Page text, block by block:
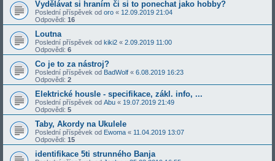
Vydělávat si hraním či si to ponechat jako hobby?
Poslední příspěvek od oro « 12.09.2019 21:04
Odpovědi: 16
Loutna
Poslední příspěvek od kiki2 « 2.09.2019 11:00
Odpovědi: 6
Co je to za nástroj?
Poslední příspěvek od BadWolf « 6.08.2019 16:23
Odpovědi: 2
Elektrické housle - specifikace, zákl. info, ...
Poslední příspěvek od Abu « 19.07.2019 21:49
Odpovědi: 5
Taby, Akordy na Ukulele
Poslední příspěvek od Ewoma « 11.04.2019 13:07
Odpovědi: 15
identifikace 5ti strunného Banja